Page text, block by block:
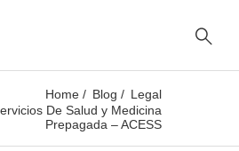
Home Blog
Legal
De Salud y Medicina
Prepagada – ACESS